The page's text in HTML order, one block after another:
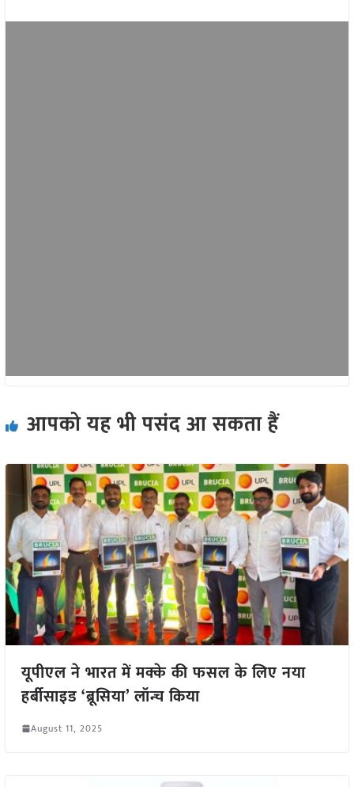
आपको यह भी पसंद आ सकता हैं
यूपीएल ने भारत में मक्के की फसल के लिए नया
हर्बीसाइड ‘ब्रूसिया’ लॉन्च किया
August 11, 2025